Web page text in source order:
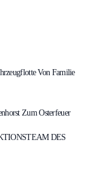
Von Familie
Zum Osterfeuer
DES